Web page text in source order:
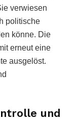
verwiesen
politische
könne. Die
erneut eine
ausgelöst.
und